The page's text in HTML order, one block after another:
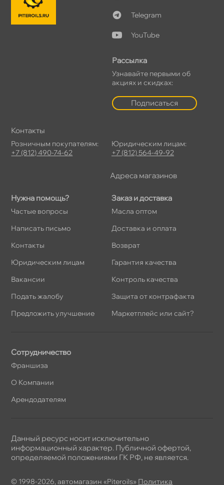
Нужна помощь?
Частые вопросы
Написать письмо
Контакты
Юридическим лицам
акансии
Подать жалобу
Предложить улучшение
Заказ и доставка
Масла оптом
Доставка и оплата
озврат
Гарантия качества
Контроль качества
Защита от контрафакта
Маркетплейс или сайт?
Telegram
YouTube
Рассылка
Узнавайте первыми о
акциях и скидках:
Подписаться
Сотрудничество
Франшиза
О Компании
Арендодателям
Контакты
Розничным покупателям:
+7 (812) 490-74-62
Юридическим лицам:
+7 (812) 564-49-92
Адреса магазино
© 1998-2026, автомагазин «Piteroils» Политика
Данный ресурс носит исключительно
информационный характер. Публичной офертой,
определяемой положениями ГК РФ, не является.